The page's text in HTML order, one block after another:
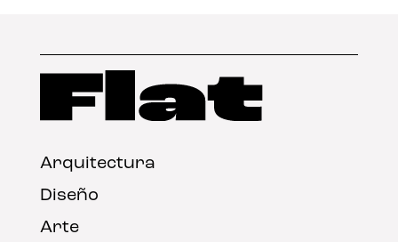
Arquitectura
Diseño
Arte